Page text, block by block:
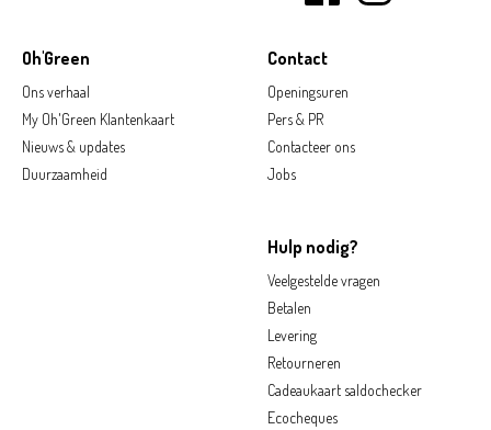
Oh'Green
Ons verhaal
My Oh'Green Klantenkaart
Nieuws & updates
Duurzaamheid
Contact
Openingsuren
Pers & PR
Contacteer ons
Jobs
Hulp nodig?
Veelgestelde vragen
Betalen
Levering
Retourneren
Cadeaukaart saldochecker
Ecocheques